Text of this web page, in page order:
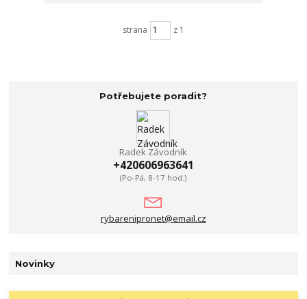
strana z 1
Potřebujete poradit?
Radek Závodník
+420606963641
(Po-Pá, 8-17 hod.)
rybarenipronet@email.cz
Novinky